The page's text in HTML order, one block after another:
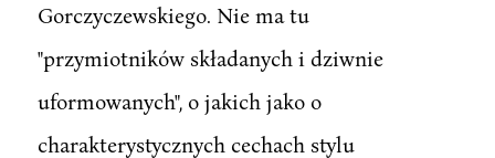
Gorczyczewskiego. Nie ma tu
"przymiotników składanych i dziwnie
uformowanych", o jakich jako o
charakterystycznych cechach stylu